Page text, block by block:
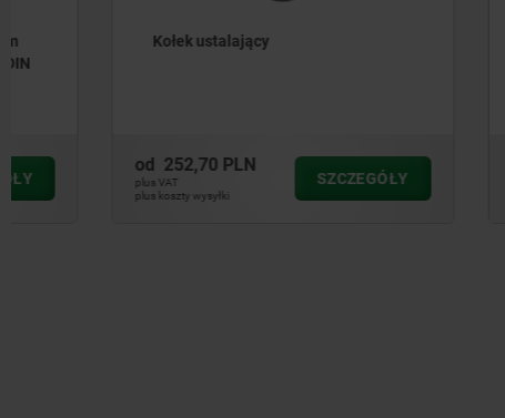
Kołek ustalający
od 252,70 PLN
plus koszty wysyłki
Tuleje
od 77,27
plus koszty wysyłki